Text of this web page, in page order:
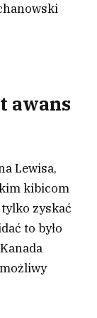
awans
Lewisa,
kibicom
zyskać
to było